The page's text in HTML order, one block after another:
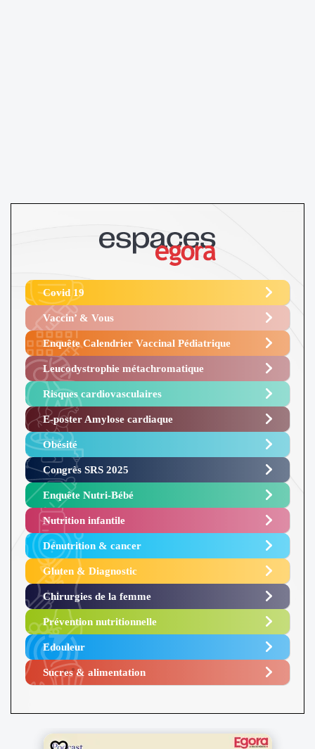
Covid 19
Vaccin’ & Vous
Enquête Calendrier Vaccinal Pédiatrique
Leucodystrophie métachromatique
Risques cardiovasculaires
E-poster Amylose cardiaque ​
Obésité ​
Congrès SRS 2025 ​
Enquête Nutri-Bébé ​
Nutrition infantile
Dénutrition & cancer
Gluten & Diagnostic
Chirurgies de la femme
Prévention nutritionnelle
Edouleur​
Sucres & alimentation​